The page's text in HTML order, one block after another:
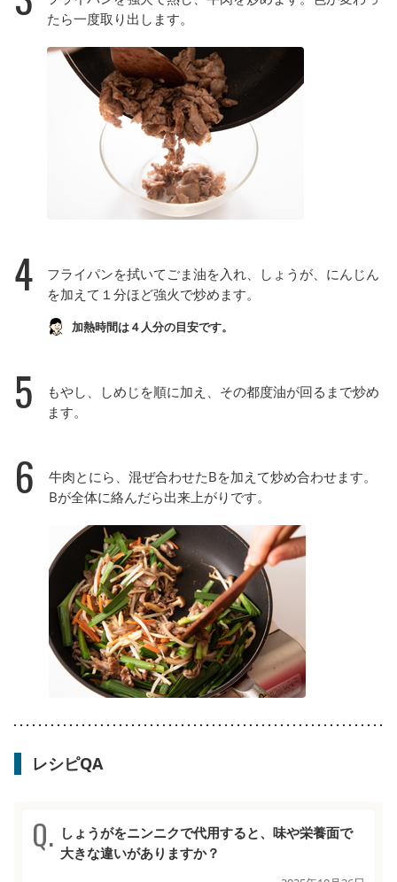
たら一度取り出します。
4
フライパンを拭いてごま油を入れ、しょうが、にんじん
を加えて１分ほど強火で炒めます。
加熱時間は４人分の目安です。
5
もやし、しめじを順に加え、その都度油が回るまで炒め
ます。
6
牛肉とにら、混ぜ合わせたBを加えて炒め合わせます。
Bが全体に絡んだら出来上がりです。
レシピQA
しょうがをニンニクで代用すると、味や栄養面で
大きな違いがありますか？